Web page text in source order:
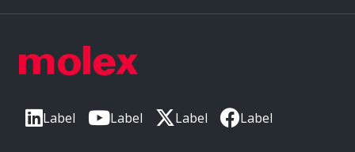
Label Label Label Label